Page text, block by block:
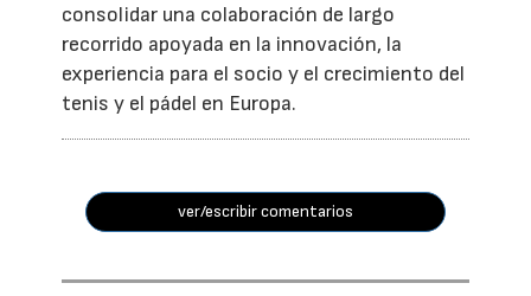
consolidar una colaboración de largo
recorrido apoyada en la innovación, la
experiencia para el socio y el crecimiento del
tenis y el pádel en Europa.
ver/escribir comentarios